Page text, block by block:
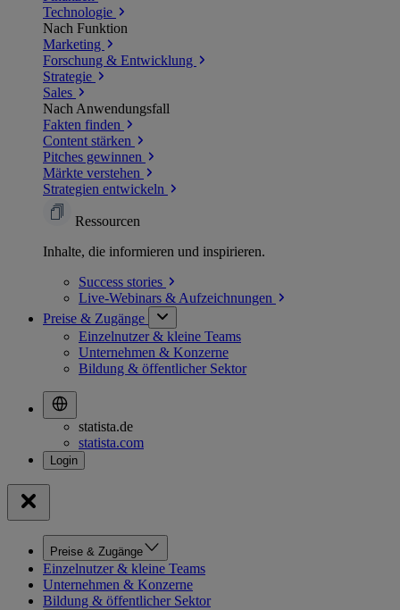
Technologie
Nach Funktion
Marketing
Forschung & Entwicklung
Strategie
Sales
Nach Anwendungsfall
Fakten finden
Content stärken
Pitches gewinnen
Märkte verstehen
Strategien entwickeln
Ressourcen
Inhalte, die informieren und inspirieren.
Success stories
Live-Webinars & Aufzeichnungen
Preise & Zugänge
Einzelnutzer & kleine Teams
Unternehmen & Konzerne
Bildung & öffentlicher Sektor
statista.de
statista.com
Preise & Zugänge
Einzelnutzer & kleine Teams
Unternehmen & Konzerne
Bildung & öffentlicher Sektor